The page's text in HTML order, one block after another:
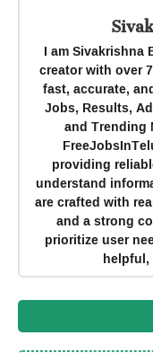
I am Sivakrishna
creator with over
fast, accurate,
Jobs, Results,
and Trending
providing
understand
are crafted with
and a strong
prioritize user